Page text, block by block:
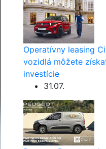
Operatívny leasing
vozidlá môžete
investície
31.07.